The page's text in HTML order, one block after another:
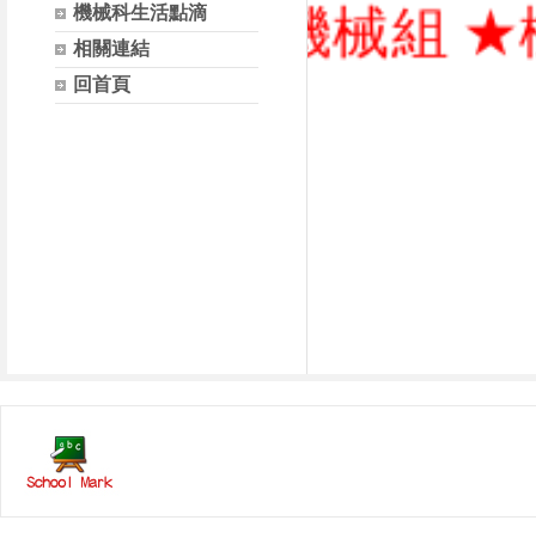
機械科生活點滴
相關連結
回首頁
系機械組 ★機三